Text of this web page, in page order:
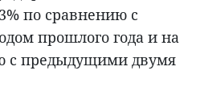
по сравнению с
прошлого года и на
с предыдущими двумя